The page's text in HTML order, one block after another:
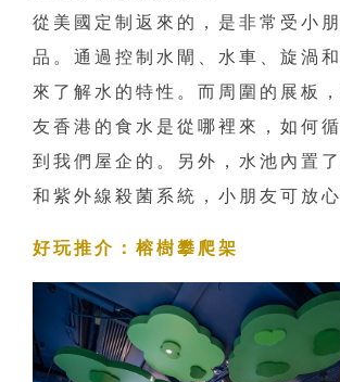
從美國定制返來的，是非常受小
品。通過控制水閘、水車、旋渦
來了解水的特性。而周圍的展板
友香港的食水是從哪裡來，如何
到我們屋企的。另外，水池內置
和紫外線殺菌系統，小朋友可放心
好玩推介：榕樹攀爬架